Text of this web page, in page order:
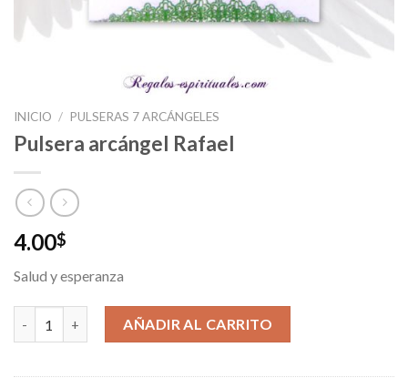
INICIO / PULSERAS 7 ARCÁNGELES
Pulsera arcángel Rafael
4.00$
Salud y esperanza
Pulsera arcángel Rafael cantidad
AÑADIR AL CARRITO